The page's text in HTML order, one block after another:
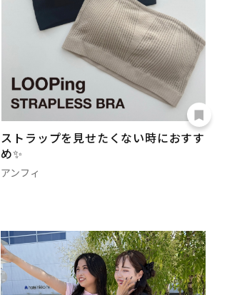
ストラップを見せたくない時におすす
め✨
アンフィ